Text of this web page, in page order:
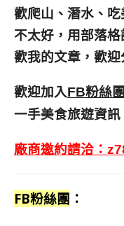
歡爬山、潛水、
不太好，用部落
歡我的文章，歡
歡迎加入FB粉絲團
一手美食旅遊資訊
廠商邀約請洽：
FB粉絲團 ：